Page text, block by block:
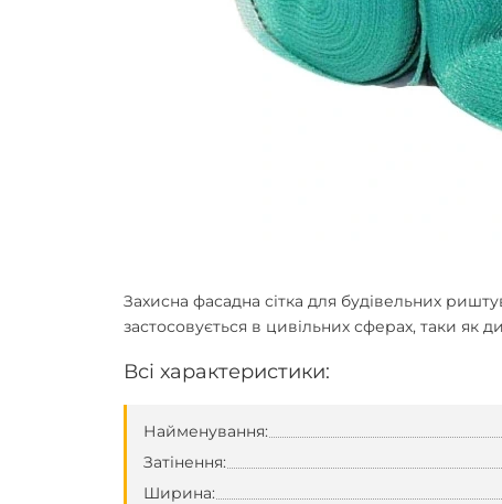
Захисна фасадна сітка для будівельних
застосовується в цивільних сферах, таки як
Всі характеристики:
Найменування:
Затінення:
Ширина: